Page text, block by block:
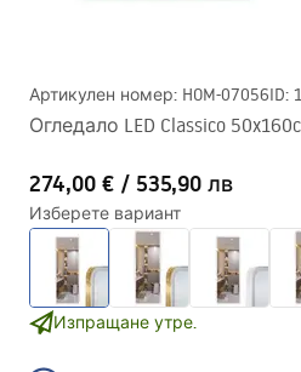
Артикулен номер: HOM-07056ID:
Огледало LED Classico
274,00 € / 535,90 лв
Изберете вариант
Изпращане утре.